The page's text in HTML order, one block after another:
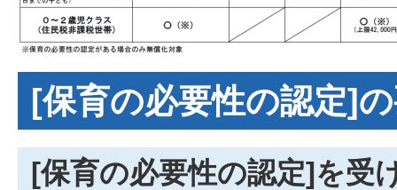
[保育の必要性の認定]
[保育の必要性の認定]を受